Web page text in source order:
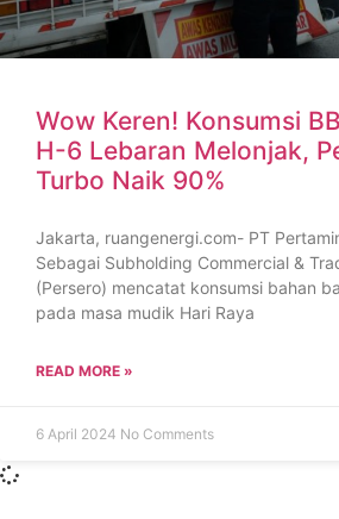
Wow Keren! Konsumsi
H-6 Lebaran Melonjak,
Turbo Naik 90%
Jakarta, ruangenergi.com- PT
Sebagai Subholding Commercial &
(Persero) mencatat konsumsi bahan
pada masa mudik Hari Raya
READ MORE »
6 April 2024 No Comments